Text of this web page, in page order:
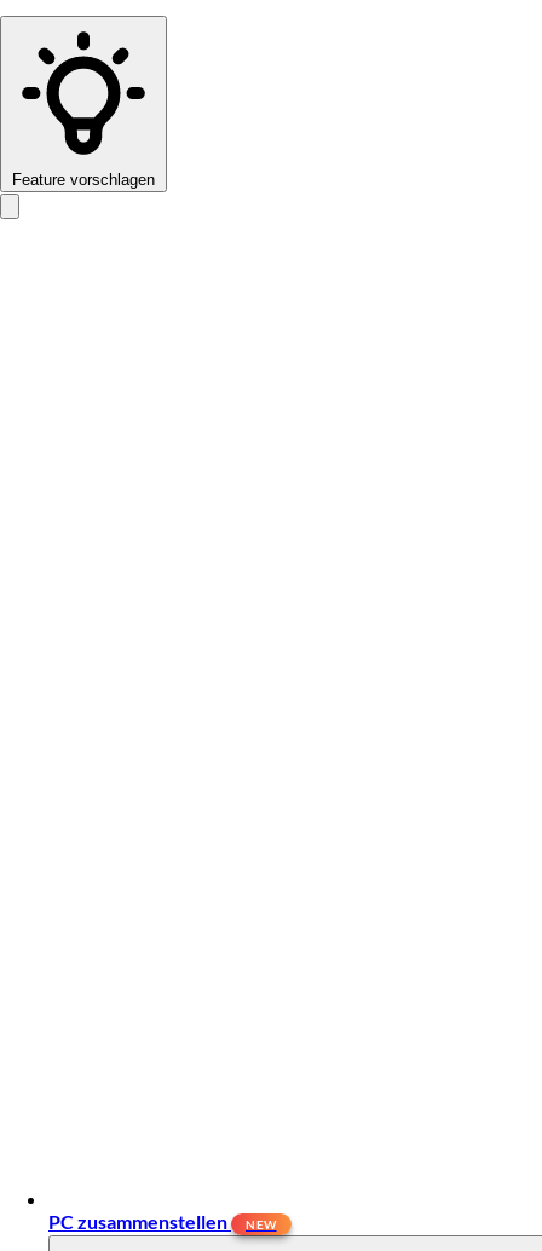
Feature vorschlagen
PC zusammenstellen NEW